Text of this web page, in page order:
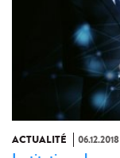
ACTUALITÉ 06.12.2018